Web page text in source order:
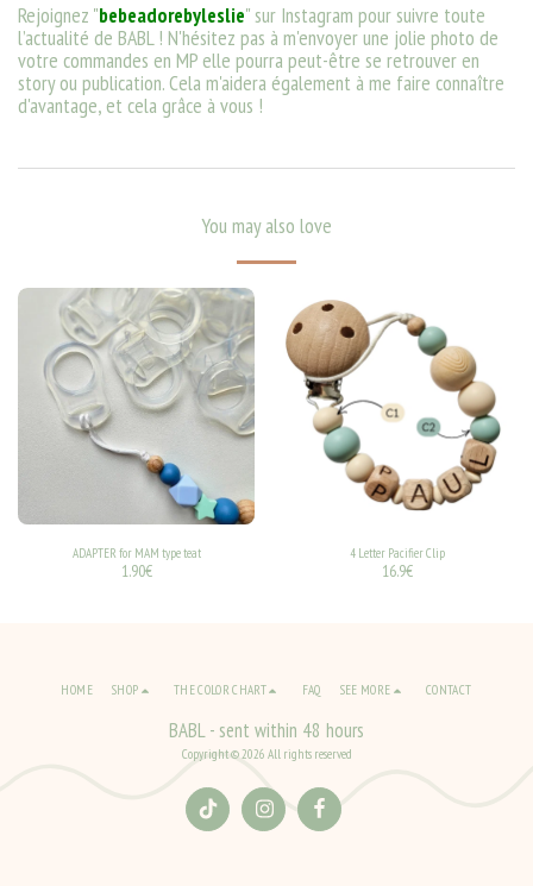
Rejoignez "bebeadorebyleslie" sur Instagram pour suivre toute
l’actualité de BABL ! N'hésitez pas à m'envoyer une jolie photo de
votre commandes en MP elle pourra peut-être se retrouver en
story ou publication. Cela m'aidera également à me faire connaître
d'avantage, et cela grâce à vous !
You may also love
ADAPTER for MAM type teat
1.90€
4 Letter Pacifier Clip
16.9€
BABL - sent within 48 hours
Copyright © 2026 All rights reserved
HOME SHOP THE COLOR CHART FAQ SEE MORE CONTACT